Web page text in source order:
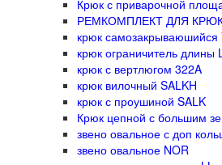
Крюк с приварочной
РЕМКОМПЛЕКТ ДЛЯ
крюк самозакрываюшийся
крюк ограничитель длины
крюк с вертлюгом 322A
крюк вилочный SALKH
крюк с проушиной SALK
Крюк цепной с большим
звено овальное с доп
звено овальное NOR